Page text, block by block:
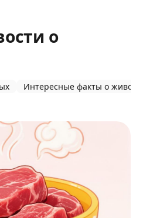
о
Интересные факты о